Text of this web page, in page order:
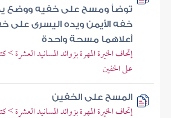
توضأ ومسح على خفيه ووضع
خفه الأيمن ويده اليسرى على
أعلاهما مسحة واحدة
إتحاف الخيرة المهرة بزوائد المسانيد
على الخفين
المسح على الخفين
إتحاف الخيرة المهرة بزوائد المسانيد